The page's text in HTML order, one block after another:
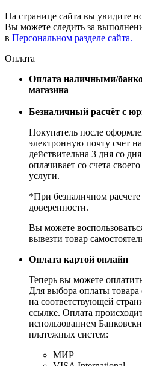
На странице сайта вы увидите
Вы можете следить за
в Персональном разделе сайта.
Оплата
Оплата наличными/
магазина
Безналичный расчёт с
Покупатель после
электронную почту счет
действительна 3 дня со
оплачивает со счета
услуги.
*При безналичном
доверенности.
Вы можете
вывезти товар
Оплата картой онлайн
Теперь вы можете
Для выбора оплаты
на соответствующей
ссылке. Оплата
использованием
платежных систем:
МИР